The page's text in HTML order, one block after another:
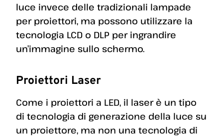
luce invece delle tradizionali lampade
per proiettori, ma possono utilizzare la
tecnologia LCD o DLP per ingrandire
un’immagine sullo schermo.
Proiettori Laser
Come i proiettori a LED, il laser è un tipo
di tecnologia di generazione della luce su
un proiettore, ma non una tecnologia di